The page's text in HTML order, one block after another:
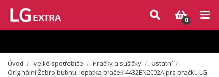
Vzhledem k aktuální situaci se může dodání dílů, které nejsou skladem,
zpozdit. Děkujeme za pochopení.
0
Úvod / Velké spotřebiče / Pračky a sušičky / Ostatní /
Originální Žebro bubnu, lopatka praček 4432EN2002A pro pračku LG